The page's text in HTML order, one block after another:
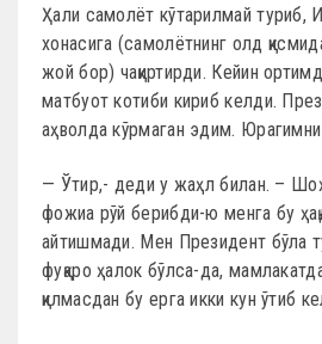
Ҳали самолёт кўтарилмай туриб,
хонасига (самолётнинг олд
жой бор) чақиртирди. Кейин
матбуот котиби кириб келди.
аҳволда кўрмаган эдим. Юрагимни
— Ўтир,- деди у жаҳл билан. –
фожиа рўй берибди-ю менга бу
айтишмади. Мен Президент бўла
фуқаро ҳалок бўлса-да,
қилмасдан бу ерга икки кун ўтиб